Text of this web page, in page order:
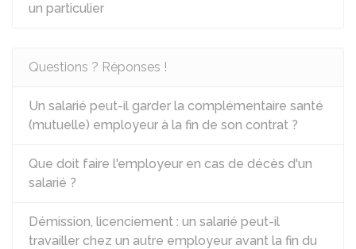
un particulier
Questions ? Réponses !
Un salarié peut-il garder la complémentaire santé
(mutuelle) employeur à la fin de son contrat ?
Que doit faire l'employeur en cas de décès d'un
salarié ?
Démission, licenciement : un salarié peut-il
travailler chez un autre employeur avant la fin du